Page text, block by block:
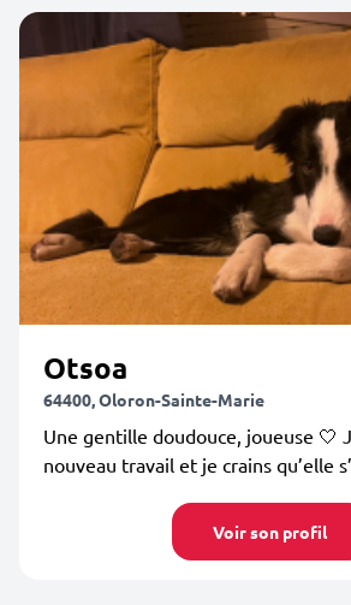
Otsoa
64400, Oloron-Sainte-Marie
Une gentille doudouce, joueuse 🤍
nouveau travail et je crains qu’elle
Voir son profil